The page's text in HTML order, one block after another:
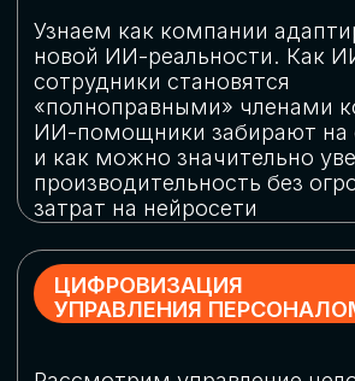
огромную статью затрат
ОБЛАЧНЫЕ ТЕХНОЛОГИИ
Подискутируем, какие облачные решения
существуют на рынке и почему
использование мультиоблачных моделей
не только снижает затраты, но и
«пересборки» бизнес-моделей